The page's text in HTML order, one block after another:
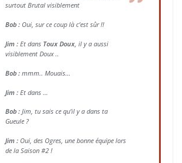
surtout Brutal visiblement
Bob :Oui, sur ce coup là c’est sûr !!
Jim :Et dans Toux Doux, il y a aussi
visiblement Doux ..
Bob :mmm.. Mouais…
Jim :Et dans …
Bob :Jim, tu sais ce qu’il y a dans ta
Gueule ?
Jim :Oui, des Ogres, une bonne équipe lors
de la Saison #2 !